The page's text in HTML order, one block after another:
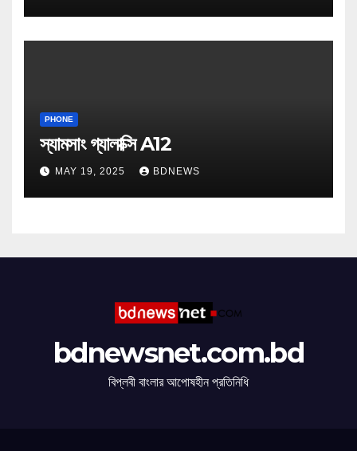
PHONE
স্যামসাং গ্যালাক্সি A12
MAY 19, 2025 BDNEWS
bdnewsnet.com.bd
বিপ্লবী বাংলার আপোষহীন প্রতিনিধি